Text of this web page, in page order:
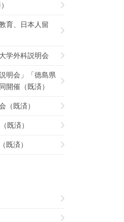
育、日本人留
学外科説明会
明会」「徳島県
開催（既済）
既済）
既済）
既済）